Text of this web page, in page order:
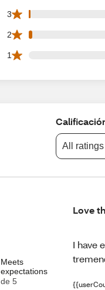
3
1 3 star reviews out of
2
2 2 star reviews out of
1
0 1 star reviews out of
All ratings
Meets
expectations
de 5
Love
I have